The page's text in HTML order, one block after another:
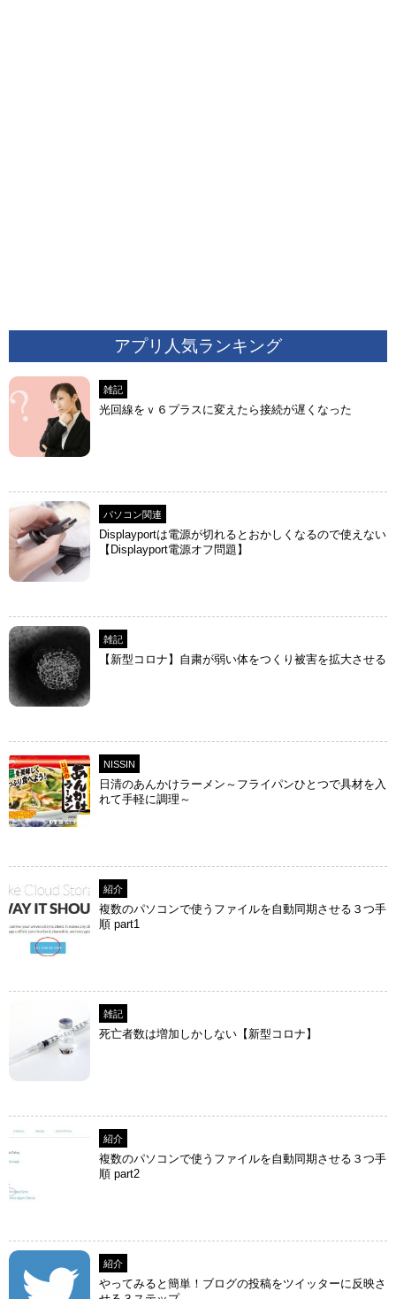
アプリ人気ランキング
雑記
光回線をｖ６プラスに変えたら接続が遅くなった
パソコン関連
Displayportは電源が切れるとおかしくなるので使えない
【Displayport電源オフ問題】
雑記
【新型コロナ】自粛が弱い体をつくり被害を拡大させる
NISSIN
日清のあんかけラーメン～フライパンひとつで具材を入
れて手軽に調理～
紹介
複数のパソコンで使うファイルを自動同期させる３つ手
順 part1
雑記
死亡者数は増加しかしない【新型コロナ】
紹介
複数のパソコンで使うファイルを自動同期させる３つ手
順 part2
紹介
やってみると簡単！ブログの投稿をツイッターに反映さ